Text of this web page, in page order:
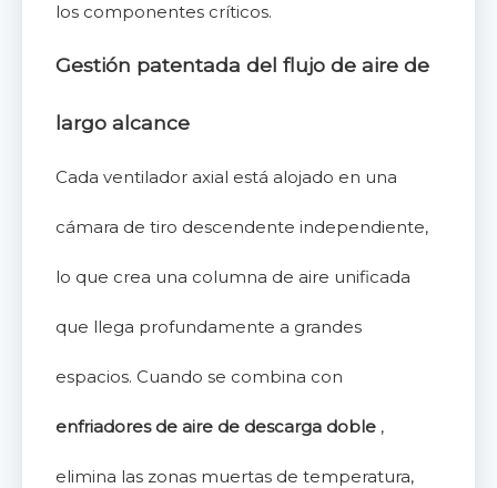
los componentes críticos.
Gestión patentada del flujo de aire de
largo alcance
Cada ventilador axial está alojado en una
cámara de tiro descendente independiente,
lo que crea una columna de aire unificada
que llega profundamente a grandes
espacios. Cuando se combina con
enfriadores de aire de descarga doble ,
elimina las zonas muertas de temperatura,